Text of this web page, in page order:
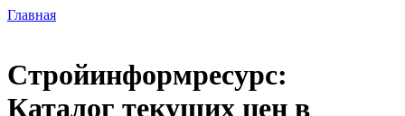
Главная
Стройинформресурс:
Каталог текущих цен в